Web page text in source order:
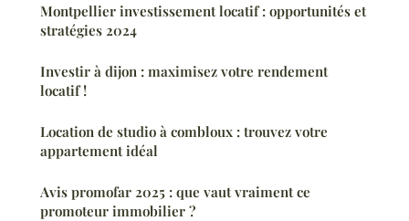
Montpellier investissement locatif : opportunités et
stratégies 2024
Investir à dijon : maximisez votre rendement
locatif !
Location de studio à combloux : trouvez votre
appartement idéal
Avis promofar 2025 : que vaut vraiment ce
promoteur immobilier ?